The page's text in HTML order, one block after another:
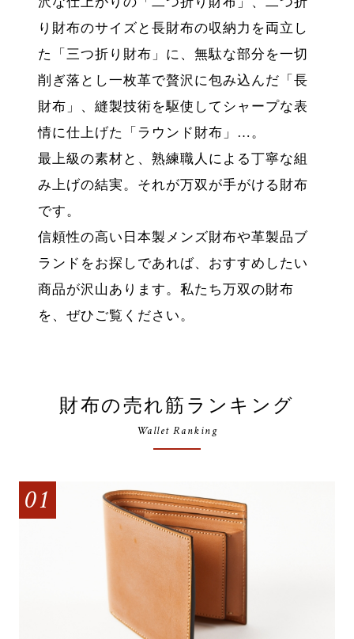
り財布のサイズと長財布の収納力を両立し
た「三つ折り財布」に、無駄な部分を一切
削ぎ落とし一枚革で贅沢に包み込んだ「長
財布」、縫製技術を駆使してシャープな表
情に仕上げた「ラウンド財布」…。
最上級の素材と、熟練職人による丁寧な組
み上げの結実。それが万双が手がける財布
です。
信頼性の高い日本製メンズ財布や革製品ブ
ランドをお探しであれば、おすすめしたい
商品が沢山あります。私たち万双の財布
を、ぜひご覧ください。
財布の売れ筋ランキング
Wallet Ranking
01